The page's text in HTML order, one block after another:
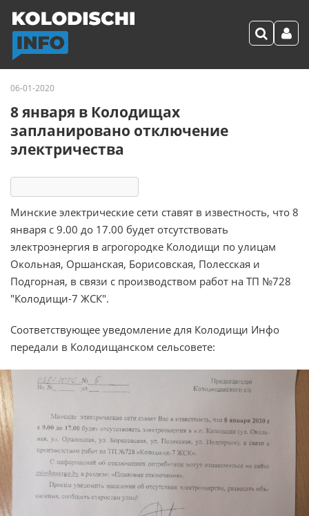
06-01-2020
8 января в Колодищах
запланировано отключение
электричества
Минские электрические сети ставят в известность, что 8
января с 9.00 до 17.00 будет отсутствовать
электроэнергия в агрогородке Колодищи по улицам
Окольная, Оршанская, Борисовская, Полесская и
Подгорная, в связи с производством работ на ТП №728
"Колодищи-7 ЖСК".
Соответствующее уведомление для Колодищи Инфо
передали в Колодищанском сельсовете: